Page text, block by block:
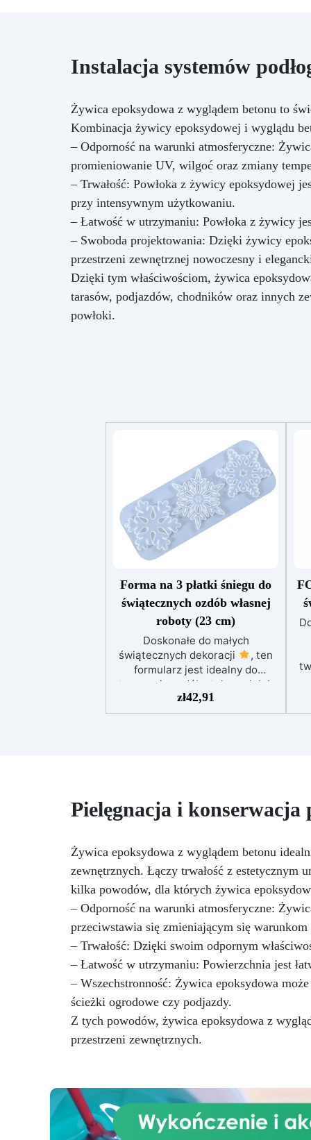
Instalacja systemów
Żywica epoksydowa z wyglądem betonu to
Kombinacja żywicy epoksydowej i wyglądu
– Odporność na warunki atmosferyczne:
promieniowanie UV, wilgoć oraz zmiany
– Trwałość: Powłoka z żywicy epoksydowej
przy intensywnym użytkowaniu.
– Łatwość w utrzymaniu: Powłoka z żywicy
– Swoboda projektowania: Dzięki żywicy
przestrzeni zewnętrznej nowoczesny i
Dzięki tym właściwościom, żywica
tarasów, podjazdów, chodników oraz innych
powłoki.
Forma na 3 płatki śniegu do
świątecznych ozdób własnej
roboty (23 cm)
Doskonałe do małych
świątecznych dekoracji
, ten
formularz jest idealny do
tworzenia ozdób stołowych lub
do podarowania jako
spersonalizowane prezenty
.
produkcji dekoracji do domu i
ogrodu. Te unikalne ozdoby
osobistego akcentu do twojej
przestrzeni zewnętrznej.
Najwyższa jakość: Nasze formy
są wykonane z wysokiej jakości
silikonu, co gwarantuje
długotrwałość i elastyczność
umożliwiając łatwe usunięcie
bez uszkadzania wzoru
.
Uniwersalność: Doskonałe do
żywicy epoksydowej, te formy
mogą być również używane z
innymi materiałami, takimi jak
gips, wosk czy masa polimerowa
. Porady dotyczące
użytkowania: Zalecamy lekkie
oczyszczenie po każdym użyciu,
aby przedłużyć jej żywotność
.
zł42,91
Pielęgnacja i konserwacja
Żywica epoksydowa z wyglądem betonu
zewnętrznych. Łączy trwałość z estetycznym
kilka powodów, dla których żywica
– Odporność na warunki atmosferyczne:
przeciwstawia się zmieniającym się
– Trwałość: Dzięki swoim odpornym
– Łatwość w utrzymaniu: Powierzchnia jest
– Wszechstronność: Żywica epoksydowa
ścieżki ogrodowe czy podjazdy.
Z tych powodów, żywica epoksydowa z
przestrzeni zewnętrznych.